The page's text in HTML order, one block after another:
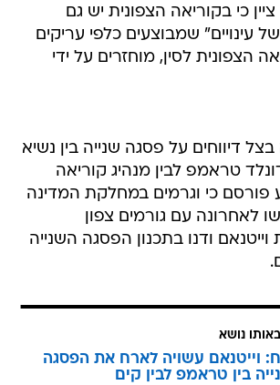
כי בקוריאה הצפונית יש גם
עינויים" שמבוצעים כלפי עריקים
הצפונית לסין, מוחזרים על ידי
דיווחים על פסגה שנייה בין נשיא
טראמפ לבין מנהיג קוריאה
פורסם כי וגרמים במחלקת המדינה
לאחרונה עם גורמים צפון
וייטנאם ודנו בתכנון הפסגה השנייה
נושא
וייטנאם עשויה לארח את הפסגה
בין טראמפ לבין קים